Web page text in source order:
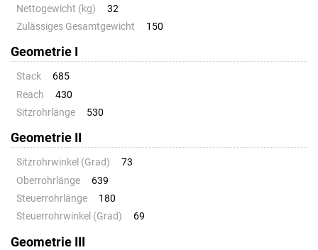
Nettogewicht (kg)
32
Zulässiges Gesamtgewicht
150
Geometrie I
Stack
685
Reach
430
Sitzrohrlänge
530
Geometrie II
Sitzrohrwinkel (Grad)
73
Oberrohrlänge
639
Steuerrohrlänge
180
Steuerrohrwinkel (Grad)
69
Geometrie III